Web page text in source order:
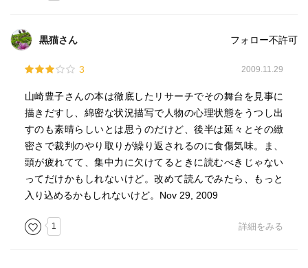
が、
その場の雰囲気を感じることが出来ます。
ちょうどこの本を読み終えたとき、靖国神社の
したいという気持ちになりました。
それは二つの祖国の間に挟まれながらその人生を
送った賢治の忠魂の気持ちなのか、激戦の中で
日本の勝利のために命を捧げて逝った日本兵のことを
思ってなのか、はたまた、勝者の裁きによって、
死刑となったA級戦犯のことを思ってなのかは
自分でもよく分かっていません。
黒猫さん フォロー不許可
3 2009.11.29
山崎豊子さんの本は徹底したリサーチでその舞台を見事に
描きだすし、綿密な状況描写で人物の心理状態をうつし出
すのも素晴らしいとは思うのだけど、後半は延々とその緻
密さで裁判のやり取りが繰り返されるのに食傷気味。ま、
頭が疲れてて、集中力に欠けてるときに読むべきじゃない
ってだけかもしれないけど。改めて読んでみたら、もっと
入り込めるかもしれないけど。Nov 29, 2009
1 詳細をみる